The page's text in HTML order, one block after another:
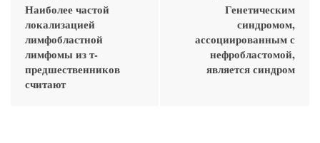
Наиболее частой
локализацией
лимфобластной
лимфомы из т-
предшественников
считают
Генетическим
синдромом,
ассоциированным с
нефробластомой,
является синдром